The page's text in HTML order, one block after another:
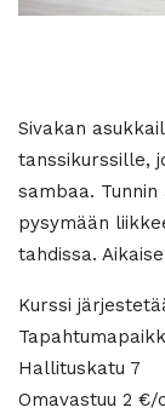
Sivakan
tanssikurssille,
sambaa.
pysymään
tahdissa.
Kurssi
Hallituskatu 7
Omavastuu 2 €/